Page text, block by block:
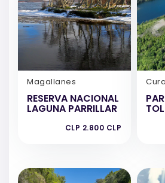
Magallanes
RESERVA NACIONAL
LAGUNA PARRILLAR
CLP 2.800 CLP